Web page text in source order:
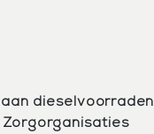
dieselvoorraden